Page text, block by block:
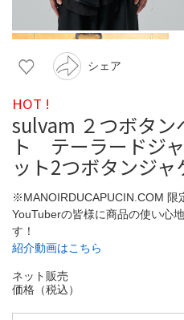
シェア
HOT !
sulvam ２つボタン
ト テーラードジ
ット2つボタンジ
※MANOIRDUCAPUCIN.COM 限
YouTuberの皆様に商品の使い心
す！
紹介動画はこちら
ネット販売
価格（税込）